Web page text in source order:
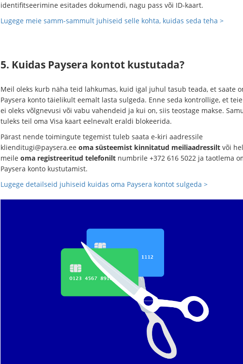
identifitseerimine esitades dokumendi, nagu pass või ID-kaart.
Lugege meie samm-sammult juhiseid selle kohta, kuidas seda teha >
5. Kuidas Paysera kontot kustutada?
Meil oleks kurb näha teid lahkumas, kuid igal juhul tasub teada, et saate
Paysera konto täielikult eemalt lasta sulgeda. Enne seda kontrollige, et
ei oleks võlgnevusi või vabu vahendeid ja kui on, siis teostage makse.
tuleks teil oma Visa kaart eelnevalt eraldi blokeerida.
Pärast nende toimingute tegemist tuleb saata e-kiri aadressile
klienditugi@paysera.ee oma süsteemist kinnitatud meiliaadressiltvõi
meile oma registreeritud telefoniltnumbrile +372 616 5022 ja taotlema
Paysera konto kustutamist.
Lugege detailseid juhiseid kuidas oma Paysera kontot sulgeda >